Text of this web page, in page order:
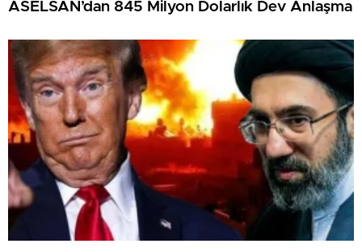
ASELSAN’dan 845 Milyon Dolarlık Dev Anlaşma